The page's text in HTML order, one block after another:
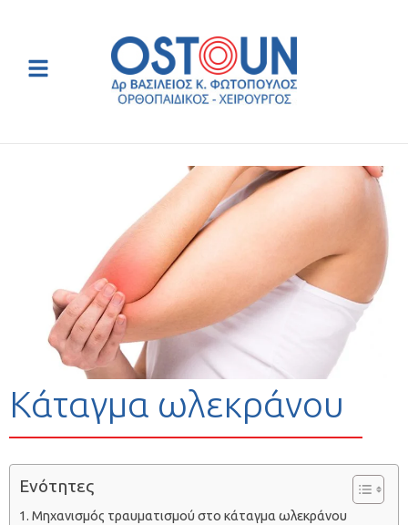
Κάταγμα ωλεκράνου
Ενότητες
Μηχανισμός τραυματισμού στο κάταγμα ωλεκράνου